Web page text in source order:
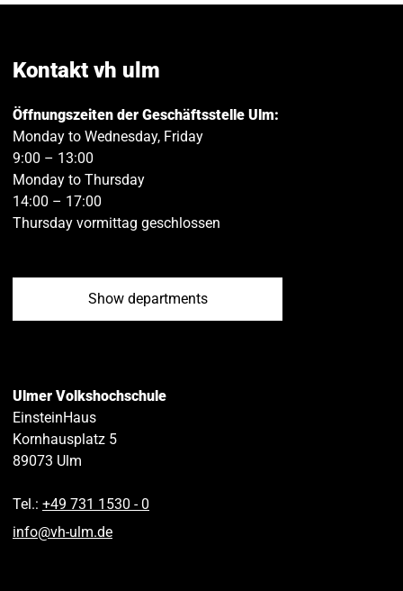
Kontakt vh ulm
Öffnungszeiten der Geschäftsstelle Ulm:
Monday to Wednesday, Friday
9:00 – 13:00
Monday to Thursday
14:00 – 17:00
Thursday vormittag geschlossen
Show departments
Ulmer Volkshochschule
EinsteinHaus
Kornhausplatz 5
89073 Ulm
Tel.: +49 731 1530 ‑ 0
info@vh-ulm.de